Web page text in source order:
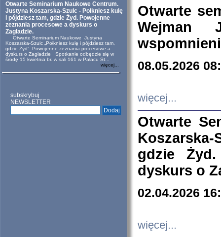
Otwarte Seminarium Naukowe Centrum.
Justyna Koszarska-Szulc - Połkniesz kulę
i pójdziesz tam, gdzie Żyd. Powojenne
zeznania procesowe a dyskurs o
Zagładzie.
Otwarte Seminarium Naukowe Justyna
Koszarska-Szulc „Połkniesz kulę i pójdziesz tam,
gdzie Żyd”. Powojenne zeznania procesowe a
dyskurs o Zagładzie Spotkanie odbędzie się w
środę 15 kwietnia br. w sali 161 w Pałacu St...
więcej...
subskrybuj
NEWSLETTER
Otwarte
Wejman
08.05.2026
więcej...
Otwarte
Koszarska-
gdzie
dyskurs o
02.04.2026
więcej...